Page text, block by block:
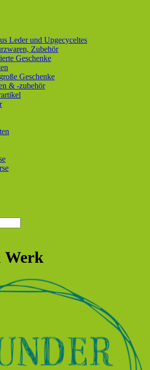
Leder und Upgecyceltes
Zubehör
Geschenke
Geschenke
& -zubehör
Werk